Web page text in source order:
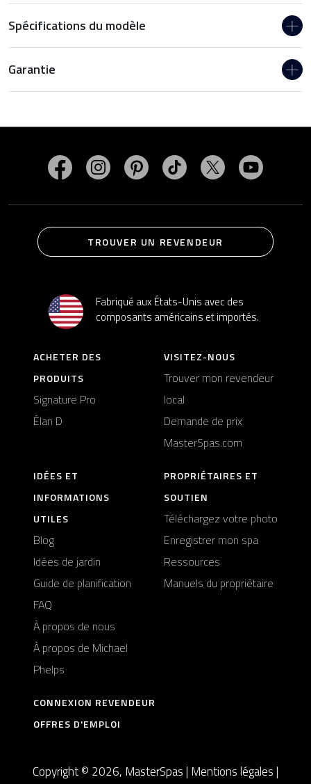
Spécifications du modèle
Garantie
Visitez MasterSpas sur Facebook
Visitez MasterSpas sur Instagram
Visitez MasterSpas sur Pinterest
Visitez MasterSpas sur
Visitez Visitez
Fabriqué aux États-Unis avec des
composants américains et importés.
TROUVER UN REVENDEUR
ACHETER DES
PRODUITS
Signature Pro
Élan D
VISITEZ-NOUS
Trouver mon revendeur
local
Demande de prix
MasterSpas.com
IDÉES ET
INFORMATIONS
UTILES
Blog
Idées de jardin
Guide de planification
FAQ
À propos de nous
À propos de Michael
Phelps
PROPRIÉTAIRES ET
SOUTIEN
Téléchargez votre photo
Enregistrer mon spa
Ressources
Manuels du propriétaire
CONNEXION REVENDEUR
OFFRES D'EMPLOI
Copyright © 2026, MasterSpas | Mentions légales|